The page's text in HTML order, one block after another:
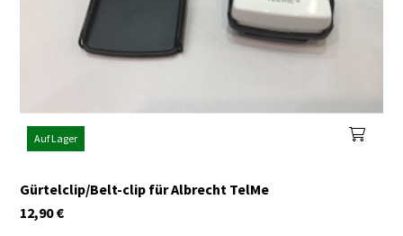
Auf Lager
Gürtelclip/Belt-clip für Albrecht TelMe
€
12,90